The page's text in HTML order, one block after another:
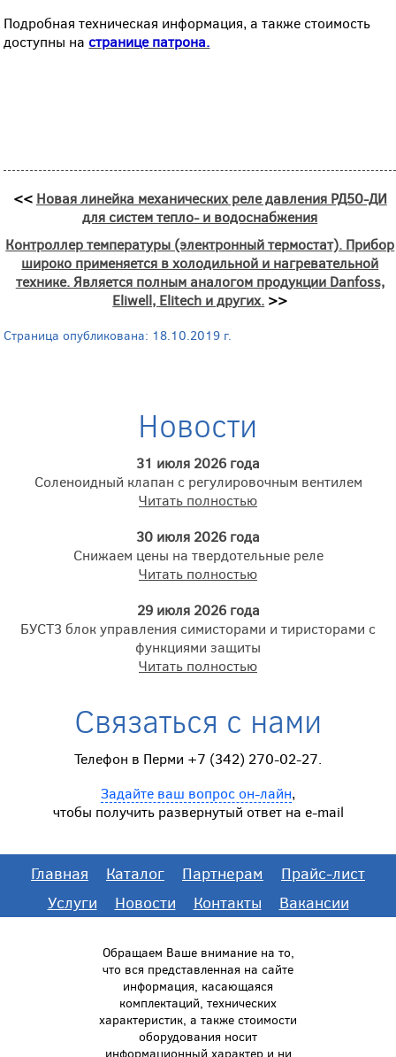
Подробная техническая информация, а также стоимость
доступны на странице патрона.
<< Новая линейка механических реле давления РД50-ДИ
для систем тепло- и водоснабжения
Контроллер температуры (электронный термостат). Прибор
широко применяется в холодильной и нагревательной
технике. Является полным аналогом продукции Danfoss,
Eliwell, Elitech и других. >>
Страница опубликована: 18.10.2019 г.
Новости
31 июля 2026 года
Соленоидный клапан с регулировочным вентилем
Читать полностью
30 июля 2026 года
Снижаем цены на твердотельные реле
Читать полностью
29 июля 2026 года
БУСТ3 блок управления симисторами и тиристорами с
функциями защиты
Читать полностью
Связаться с нами
Телефон в Перми +7 (342) 270-02-27.
Задайте ваш вопрос он-лайн,
чтобы получить развернутый ответ на e-mail
Главная Каталог Партнерам
Прайс-лист
Услуги
Новости Контакты Вакансии
Обращаем Ваше внимание на то,
что вся представленная на сайте
информация, касающаяся
комплектаций, технических
характеристик, а также стоимости
оборудования носит
информационный характер и ни